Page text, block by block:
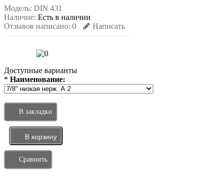
Модель: DIN 431
Наличие: Есть в наличии
Отзывов написано: 0 Написать
Доступные варианты
* Наименование:
В закладки
Сравнить